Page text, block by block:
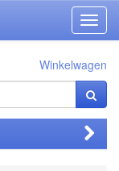
Winkelwagen